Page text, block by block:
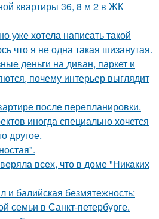
квартиры 36, 8 м 2 в ЖК
уже хотела написать такой
что я не одна такая шизанутая.
деньги на диван, паркет и
почему интерьер выглядит
после перепланировки.
иногда специально хочется
другое.
всех, что в доме "Никаких
и балийская безмятежность:
семьи в Санкт-петербурге.